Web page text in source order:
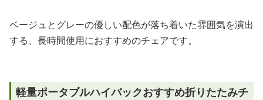
ベージュとグレーの優しい配色が落ち着いた雰囲気を演出
する、長時間使用におすすめのチェアです。
軽量ポータブルハイバックおすすめ折りたたみチ